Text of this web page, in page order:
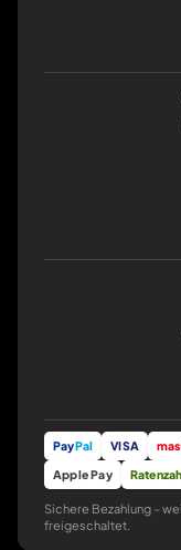
PayPal VISA
Apple Pay
Sichere Bezahlung –
freigeschaltet.